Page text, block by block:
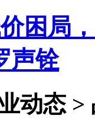
困局
声铨
动态 >